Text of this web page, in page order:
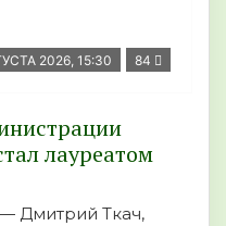
2026, 15:30 84
лауреатом
Дмитрий Ткач,